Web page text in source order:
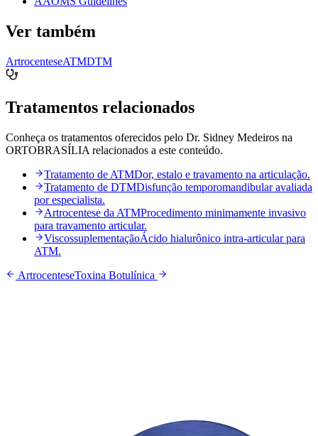
Ver também
ArtrocenteseATMDTM
Tratamentos relacionados
Conheça os tratamentos oferecidos pelo Dr. Sidney Medeiros na
ORTOBRASÍLIA relacionados a este conteúdo.
Tratamento de ATMDor, estalo e travamento na articulação.
Tratamento de DTMDisfunção temporomandibular avaliada
por especialista.
Artrocentese da ATMProcedimento minimamente invasivo
para travamento articular.
ViscossuplementaçãoÁcido hialurônico intra-articular para
ATM.
ArtrocenteseToxina Botulínica